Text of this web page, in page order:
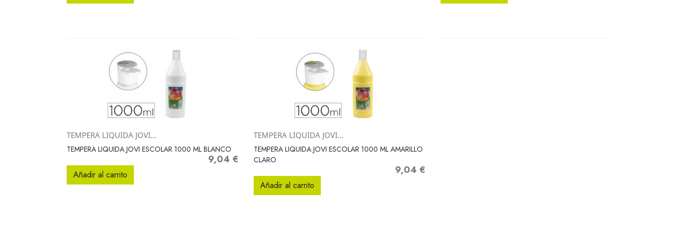
Vista rápida
TEMPERA LIQUIDA JOVI...
TEMPERA LIQUIDA JOVI ESCOLAR 1000 ML BLANCO
Precio
9,04 €
Añadir al carrito
Vista rápida
TEMPERA LIQUIDA JOVI...
TEMPERA LIQUIDA JOVI ESCOLAR 1000 ML AMARILLO
CLARO
Precio
9,04 €
Añadir al carrito